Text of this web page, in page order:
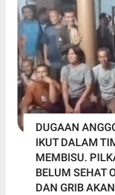
DUGAAN
IKUT DALAM
MEMBISU.
BELUM SEHAT
DAN GRIB